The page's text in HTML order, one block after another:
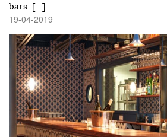
bars. […]
19-04-2019